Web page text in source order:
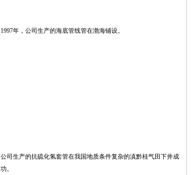
1997年，公司生产的海底管线管在渤海铺设。
公司生产的抗硫化氢套管在我国地质条件复杂的滇黔桂气田下井成
功。